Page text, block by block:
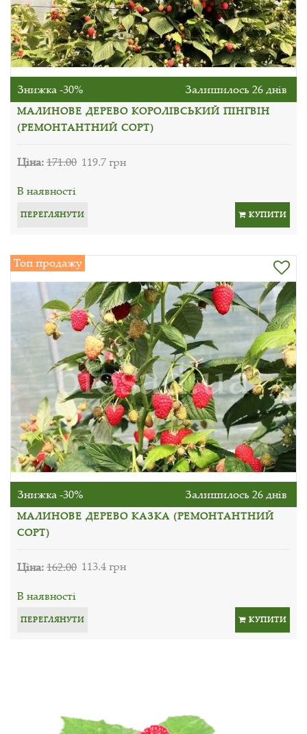
Знижка -30% Залишилось 26 днів
МАЛИНОВЕ ДЕРЕВО КОРОЛІВСЬКИЙ ПІНГВІН
(РЕМОНТАНТНИЙ СОРТ)
Ціна:171.00 119.7 грн
В наявності
ПЕРЕГЛЯНУТИ КУПИТИ
Топ продажу
Знижка -30% Залишилось 26 днів
МАЛИНОВЕ ДЕРЕВО КАЗКА (РЕМОНТАНТНИЙ
СОРТ)
Ціна:162.00 113.4 грн
В наявності
ПЕРЕГЛЯНУТИ КУПИТИ